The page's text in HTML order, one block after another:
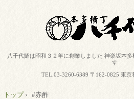
八千代鮨は昭和３２年に創業しました 神楽坂本
す
TEL. 03-3260-6389 〒162-0825 東京
トップ› #赤酢